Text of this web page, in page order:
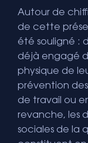
Autour de
de cette
été souligné :
déjà engagé
physique de
prévention des
de travail ou
revanche, les
sociales de la